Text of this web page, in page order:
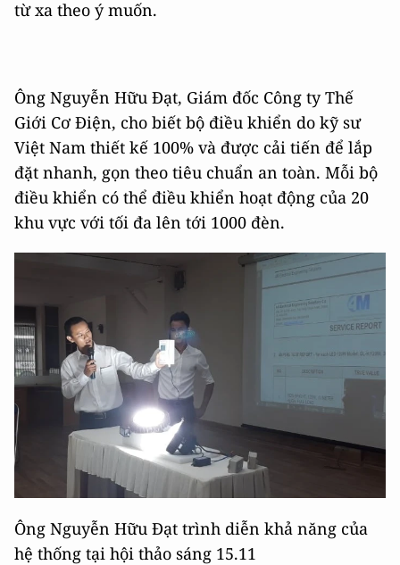
từ xa theo ý muốn.
Ông Nguyễn Hữu Đạt, Giám đốc Công ty Thế
Giới Cơ Điện, cho biết bộ điều khiển do kỹ sư
Việt Nam thiết kế 100% và được cải tiến để lắp
đặt nhanh, gọn theo tiêu chuẩn an toàn. Mỗi bộ
điều khiển có thể điều khiển hoạt động của 20
khu vực với tối đa lên tới 1000 đèn.
Ông Nguyễn Hữu Đạt trình diễn khả năng của
hệ thống tại hội thảo sáng 15.11